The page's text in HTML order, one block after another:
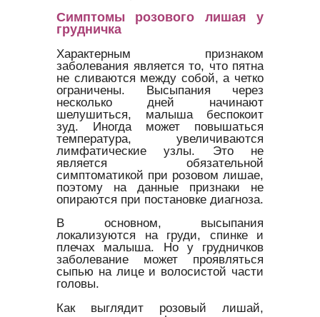
Симптомы розового лишая у
грудничка
Характерным признаком
заболевания является то, что пятна
не сливаются между собой, а четко
ограничены. Высыпания через
несколько дней начинают
шелушиться, малыша беспокоит
зуд. Иногда может повышаться
температура, увеличиваются
лимфатические узлы. Это не
является обязательной
симптоматикой при розовом лишае,
поэтому на данные признаки не
опираются при постановке диагноза.
В основном, высыпания
локализуются на груди, спинке и
плечах малыша. Но у грудничков
заболевание может проявляться
сыпью на лице и волосистой части
головы.
Как выглядит розовый лишай,